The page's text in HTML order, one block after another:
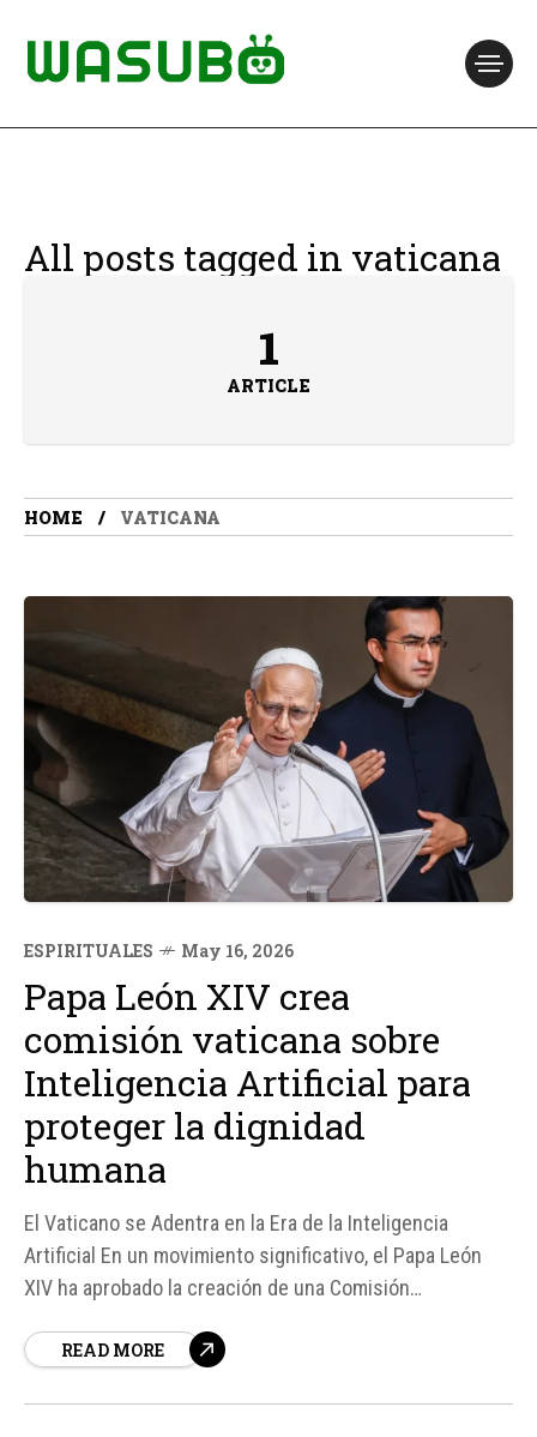
All posts tagged in vaticana
1
ARTICLE
HOME VATICANA
ESPIRITUALES May 16, 2026
Papa León XIV crea
comisión vaticana sobre
Inteligencia Artificial para
proteger la dignidad
humana
El Vaticano se Adentra en la Era de la Inteligencia
Artificial En un movimiento significativo, el Papa León
XIV ha aprobado la creación de una Comisión
objetivo de coordinar la reflexión y las políticas de la
READ MORE